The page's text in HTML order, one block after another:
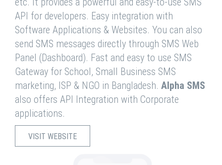
API for developers. Easy integration with
Software Applications & Websites. You can also
send SMS messages directly through SMS Web
Panel (Dashboard). Fast and easy to use SMS
Gateway for School, Small Business SMS
marketing, ISP & NGO in Bangladesh. Alpha SMS
also offers API Integration with Corporate
applications.
VISIT WEBSITE